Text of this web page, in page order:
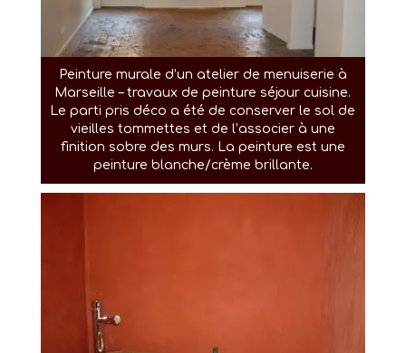
Peinture murale d’un atelier de menuiserie à
Marseille – travaux de peinture séjour cuisine.
Le parti pris déco a été de conserver le sol de
vieilles tommettes et de l’associer à une
finition sobre des murs. La peinture est une
peinture blanche/crème brillante.